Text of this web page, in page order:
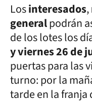
Losinteresados,
generalpodrán
de los lotes los
y viernes 26 de
puertas para las
turno: por la
tarde en la franja